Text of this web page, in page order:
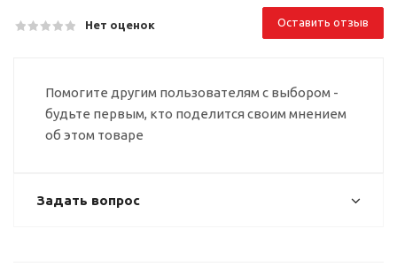
Нет оценок Оставить отзыв
Помогите другим пользователям с выбором -
будьте первым, кто поделится своим мнением
об этом товаре
Задать вопрос